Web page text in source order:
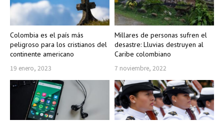
Colombia es el país más
peligroso para los cristianos del
continente americano
19 enero, 2023
Millares de personas sufren el
desastre: Lluvias destruyen al
Caribe colombiano
7 noviembre, 2022